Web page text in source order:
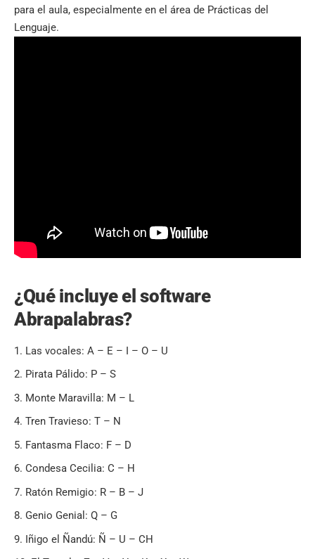
para el aula, especialmente en el área de Prácticas del
Lenguaje.
¿Qué incluye el software
Abrapalabras?
Las vocales: A – E – I – O – U
Pirata Pálido: P – S
Monte Maravilla: M – L
Tren Travieso: T – N
Fantasma Flaco: F – D
Condesa Cecilia: C – H
Ratón Remigio: R – B – J
Genio Genial: Q – G
Iñigo el Ñandú: Ñ – U – CH